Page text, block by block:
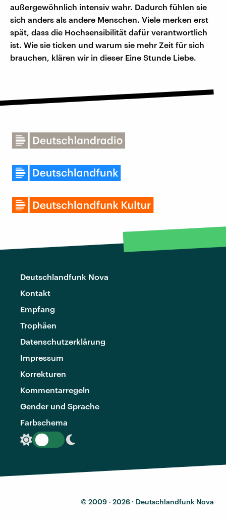
außergewöhnlich intensiv wahr. Dadurch fühlen sie
sich anders als andere Menschen. Viele merken erst
spät, dass die Hochsensibilität dafür verantwortlich
ist. Wie sie ticken und warum sie mehr Zeit für sich
brauchen, klären wir in dieser Eine Stunde Liebe.
Deutschlandfunk Nova
Kontakt
Empfang
Trophäen
Datenschutzerklärung
Impressum
Korrekturen
Kommentarregeln
Gender und Sprache
Farbschema
© 2009 - 2026 · Deutschlandfunk Nova